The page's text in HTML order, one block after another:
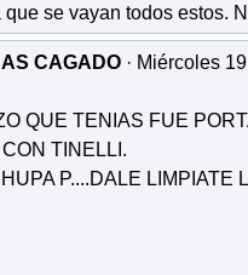
se vayan todos estos.
CAGADO · Miércoles
QUE TENIAS FUE
TINELLI.
P....DALE LIMPIATE